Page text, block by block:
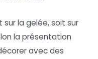
la gelée, soit sur
la présentation
avec des